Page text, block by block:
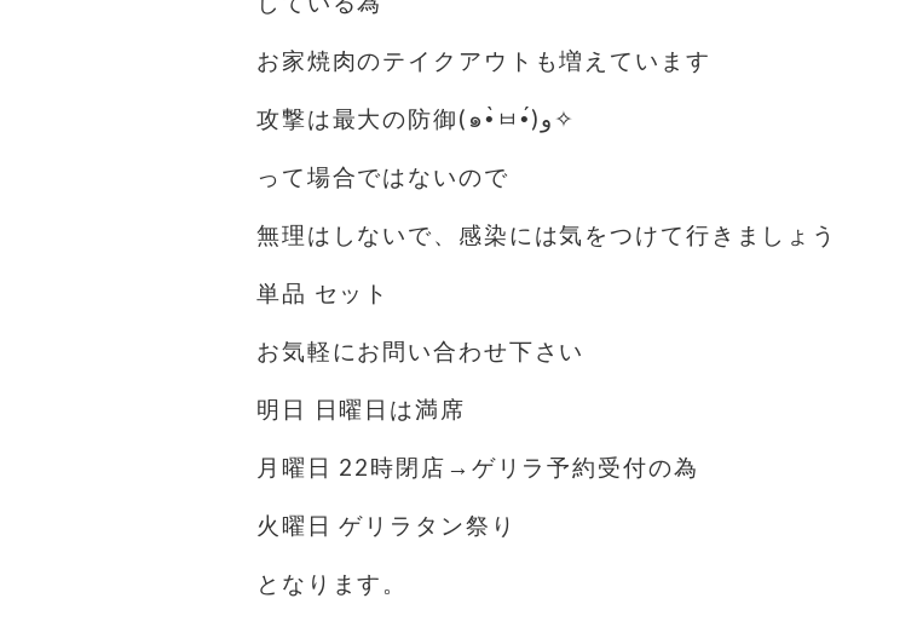
お家焼肉のテイクアウトも増えています
攻撃は最大の防御(๑•̀ㅂ•́)و✧
って場合ではないので
無理はしないで、感染には気をつけて行きましょう
単品 セット
お気軽にお問い合わせ下さい
明日 日曜日は満席
月曜日 22時閉店→ゲリラ予約受付の為
火曜日 ゲリラタン祭り
となります。